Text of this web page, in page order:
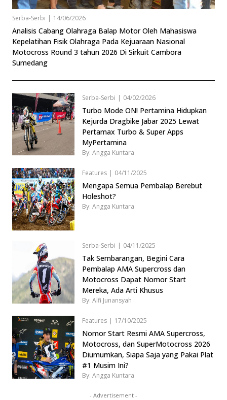
Serba-Serbi | 14/06/2026
Analisis Cabang Olahraga Balap Motor Oleh Mahasiswa
Kepelatihan Fisik Olahraga Pada Kejuaraan Nasional
Motocross Round 3 tahun 2026 Di Sirkuit Cambora
Sumedang
Serba-Serbi | 04/02/2026
Turbo Mode ON! Pertamina Hidupkan
Kejurda Dragbike Jabar 2025 Lewat
Pertamax Turbo & Super Apps
MyPertamina
By: Angga Kuntara
Features | 04/11/2025
Mengapa Semua Pembalap Berebut
Holeshot?
By: Angga Kuntara
Serba-Serbi | 04/11/2025
Tak Sembarangan, Begini Cara
Pembalap AMA Supercross dan
Motocross Dapat Nomor Start
Mereka, Ada Arti Khusus
By: Alfi Junansyah
Features | 17/10/2025
Nomor Start Resmi AMA Supercross,
Motocross, dan SuperMotocross 2026
Diumumkan, Siapa Saja yang Pakai Plat
#1 Musim Ini?
By: Angga Kuntara
- Advertisement -